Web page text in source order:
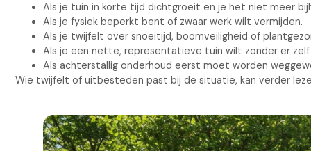
Als je tuin in korte tijd dichtgroeit en je het niet meer
Als je fysiek beperkt bent of zwaar werk wilt vermijden.
Als je twijfelt over snoeitijd, boomveiligheid of
Als je een nette, representatieve tuin wilt zonder er
Als achterstallig onderhoud eerst moet worden
Wie twijfelt of uitbesteden past bij de situatie, kan verder